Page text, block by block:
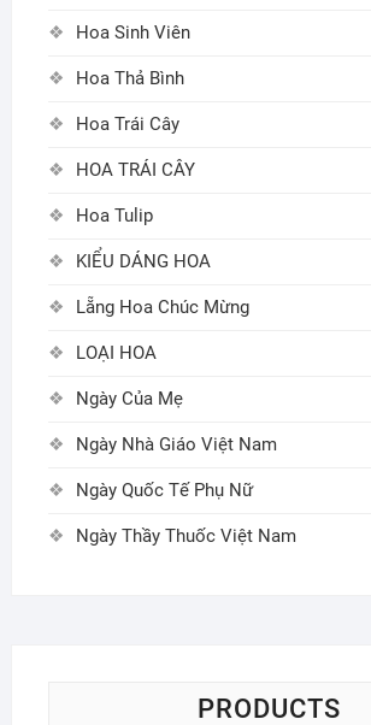
Hoa Sinh Viên
Hoa Thả Bình
Hoa Trái Cây
HOA TRÁI CÂY
Hoa Tulip
KIỂU DÁNG HOA
Lẵng Hoa Chúc Mừng
LOẠI HOA
Ngày Của Mẹ
Ngày Nhà Giáo Việt Nam
Ngày Quốc Tế Phụ Nữ
Ngày Thầy Thuốc Việt Nam
PRODUCTS